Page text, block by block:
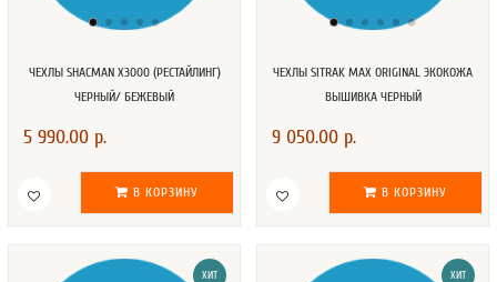
ЧЕХЛЫ SHACMAN X3000 (РЕСТАЙЛИНГ)
ЧЕРНЫЙ/ БЕЖЕВЫЙ
5 990.00 р.
В КОРЗИНУ
ЧЕХЛЫ SITRAK MAX ORIGINAL ЭКОКОЖА
ВЫШИВКА ЧЕРНЫЙ
9 050.00 р.
В КОРЗИНУ
ХИТ ХИТ